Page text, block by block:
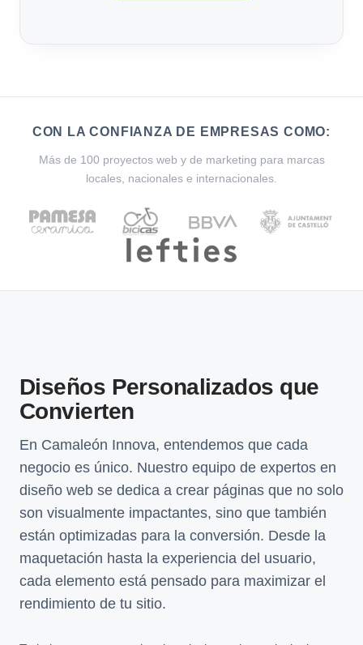
CON LA CONFIANZA DE EMPRESAS COMO:
Más de 100 proyectos web y de marketing para marcas
locales, nacionales e internacionales.
Diseños Personalizados que
Convierten
En Camaleón Innova, entendemos que cada
negocio es único. Nuestro equipo de expertos en
diseño web se dedica a crear páginas que no solo
son visualmente impactantes, sino que también
están optimizadas para la conversión. Desde la
maquetación hasta la experiencia del usuario,
cada elemento está pensado para maximizar el
rendimiento de tu sitio.